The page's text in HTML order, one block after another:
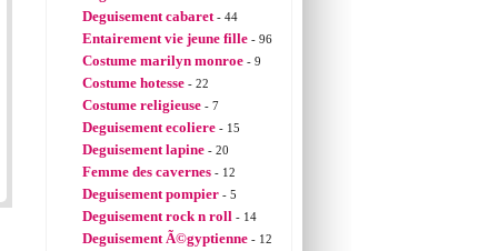
Deguisement cabaret - 44
Entairement vie jeune fille - 96
Costume marilyn monroe - 9
Costume hotesse - 22
Costume religieuse - 7
Deguisement ecoliere - 15
Deguisement lapine - 20
Femme des cavernes - 12
Deguisement pompier - 5
Deguisement rock n roll - 14
Deguisement Ã©gyptienne - 12